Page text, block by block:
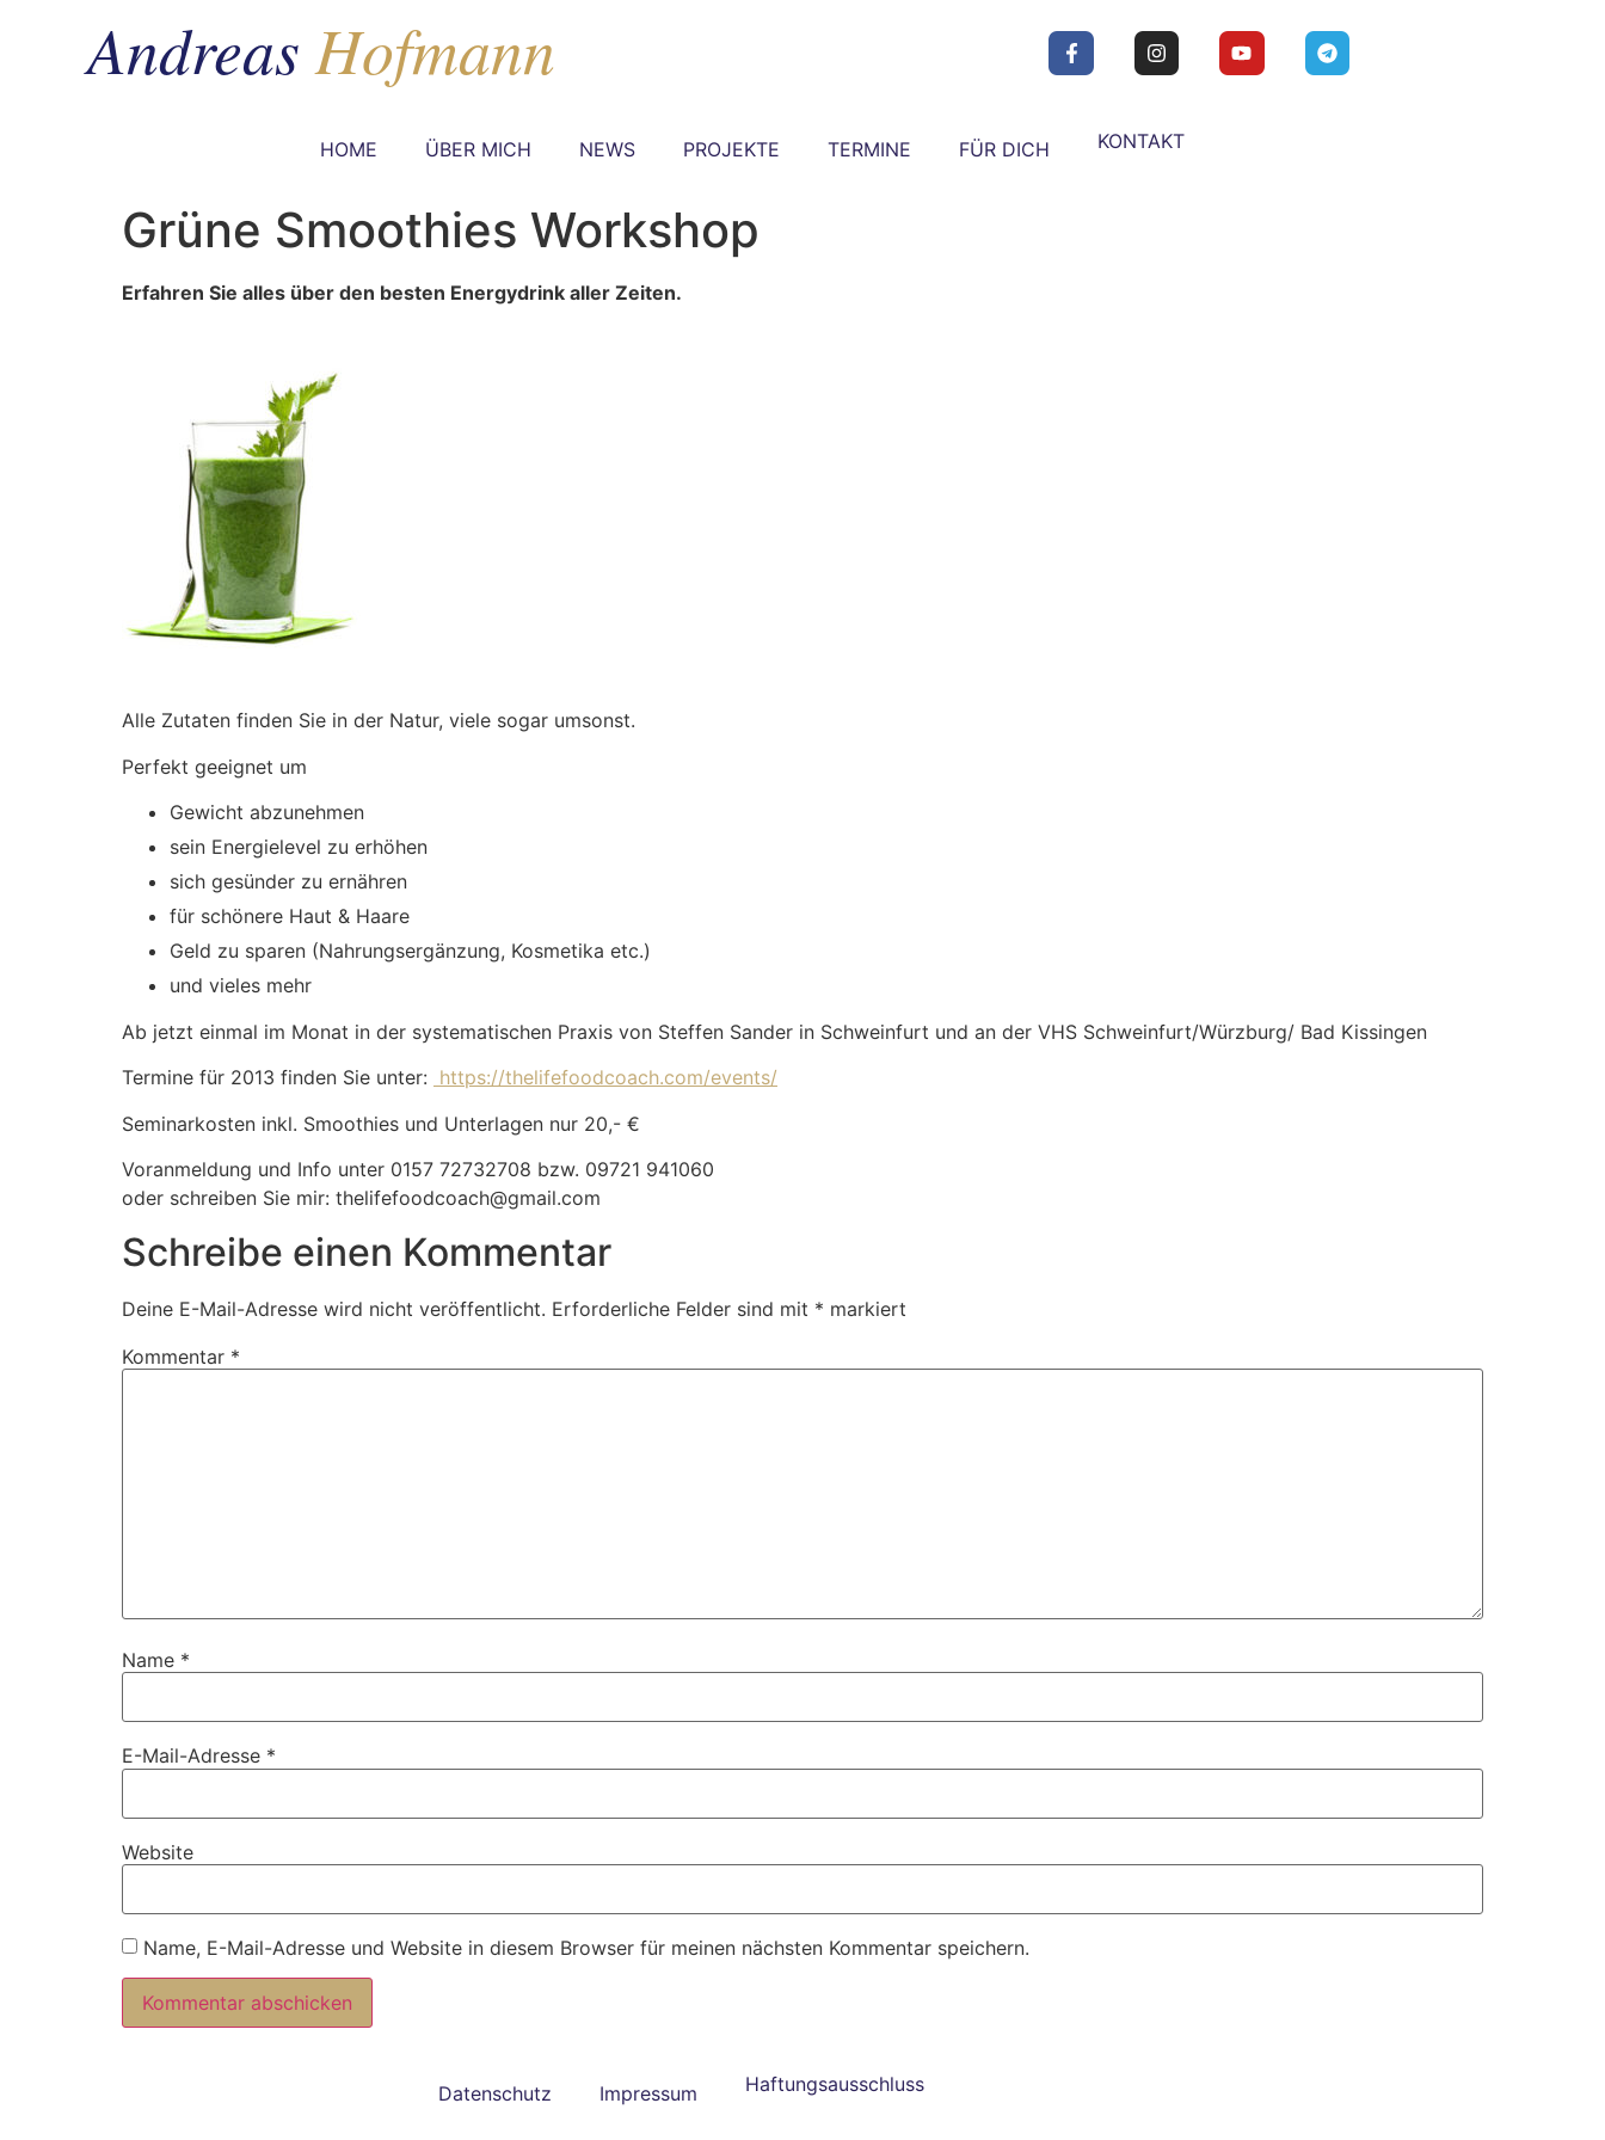
HOME ÜBER MICH NEWS PROJEKTE TERMINE FÜR DICH KONTAKT
Grüne Smoothies Workshop
Erfahren Sie alles über den besten Energydrink aller Zeiten.
Alle Zutaten finden Sie in der Natur, viele sogar umsonst.
Perfekt geeignet um
Gewicht abzunehmen
sein Energielevel zu erhöhen
sich gesünder zu ernähren
für schönere Haut & Haare
Geld zu sparen (Nahrungsergänzung, Kosmetika etc.)
und vieles mehr
Ab jetzt einmal im Monat in der systematischen Praxis von Steffen Sander in Schweinfurt und an der VHS Schweinfurt/Würzburg/ Bad Kissingen
Termine für 2013 finden Sie unter: https://thelifefoodcoach.com/events/
Seminarkosten inkl. Smoothies und Unterlagen nur 20,- €
Voranmeldung und Info unter 0157 72732708 bzw. 09721 941060
oder schreiben Sie mir: thelifefoodcoach@gmail.com
Schreibe einen Kommentar
Deine E-Mail-Adresse wird nicht veröffentlicht. Erforderliche Felder sind mit * markiert
Kommentar *
Name *
E-Mail-Adresse *
Website
Name, E-Mail-Adresse und Website in diesem Browser für meinen nächsten Kommentar speichern.
Datenschutz
Impressum Haftungsausschluss